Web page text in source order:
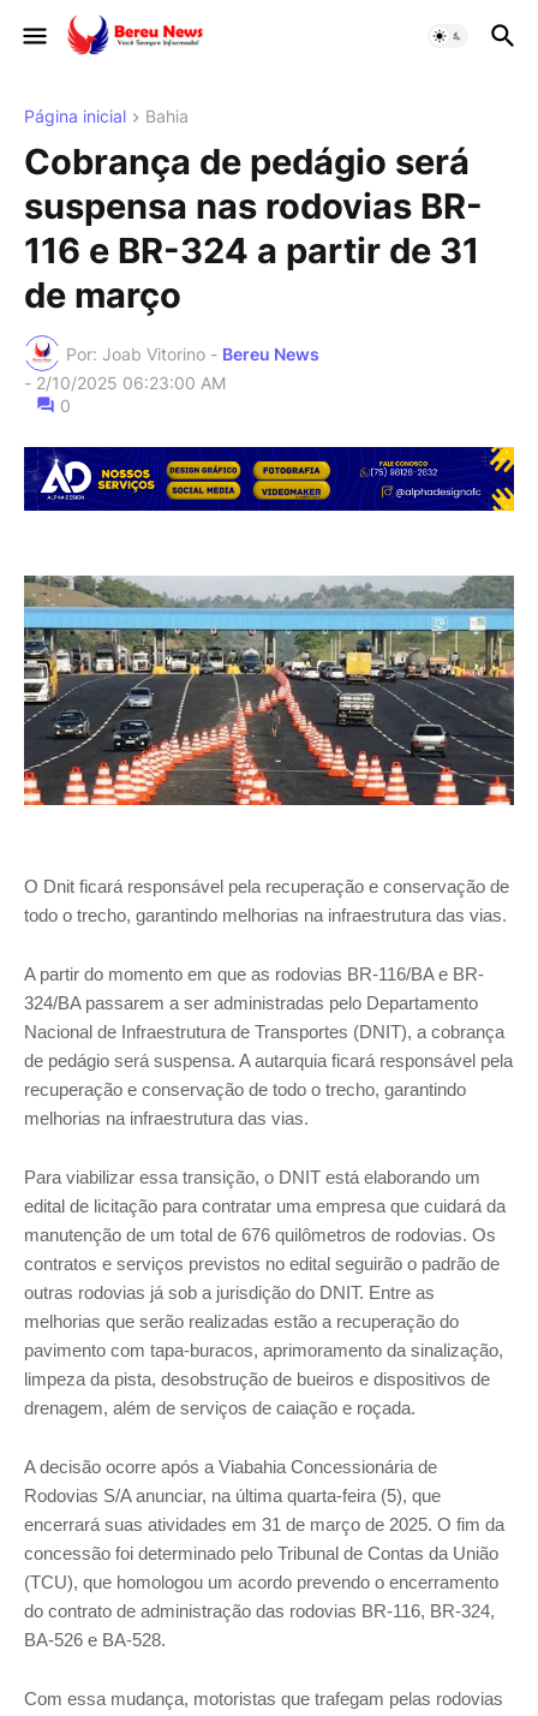
Página inicial Bahia
Cobrança de pedágio será
suspensa nas rodovias BR-
116 e BR-324 a partir de 31
de março
Por: Joab Vitorino - Bereu News
- 2/10/2025 06:23:00 AM
0
O Dnit ficará responsável pela recuperação e conservação de
todo o trecho, garantindo melhorias na infraestrutura das vias.
A partir do momento em que as rodovias BR-116/BA e BR-
324/BA passarem a ser administradas pelo Departamento
Nacional de Infraestrutura de Transportes (DNIT), a cobrança
de pedágio será suspensa. A autarquia ficará responsável pela
recuperação e conservação de todo o trecho, garantindo
melhorias na infraestrutura das vias.
Para viabilizar essa transição, o DNIT está elaborando um
edital de licitação para contratar uma empresa que cuidará da
manutenção de um total de 676 quilômetros de rodovias. Os
contratos e serviços previstos no edital seguirão o padrão de
outras rodovias já sob a jurisdição do DNIT. Entre as
melhorias que serão realizadas estão a recuperação do
pavimento com tapa-buracos, aprimoramento da sinalização,
limpeza da pista, desobstrução de bueiros e dispositivos de
drenagem, além de serviços de caiação e roçada.
A decisão ocorre após a Viabahia Concessionária de
Rodovias S/A anunciar, na última quarta-feira (5), que
encerrará suas atividades em 31 de março de 2025. O fim da
concessão foi determinado pelo Tribunal de Contas da União
(TCU), que homologou um acordo prevendo o encerramento
do contrato de administração das rodovias BR-116, BR-324,
BA-526 e BA-528.
Com essa mudança, motoristas que trafegam pelas rodovias